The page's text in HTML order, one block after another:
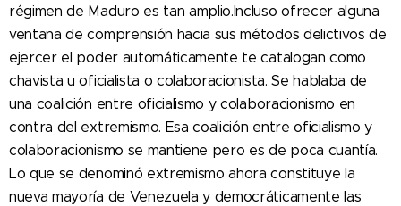
régimen de Maduro es tan amplio.Incluso ofrecer alguna
ventana de comprensión hacia sus métodos delictivos de
ejercer el poder automáticamente te catalogan como
chavista u oficialista o colaboracionista. Se hablaba de
una coalición entre oficialismo y colaboracionismo en
contra del extremismo. Esa coalición entre oficialismo y
colaboracionismo se mantiene pero es de poca cuantía.
Lo que se denominó extremismo ahora constituye la
nueva mayoría de Venezuela y democráticamente las